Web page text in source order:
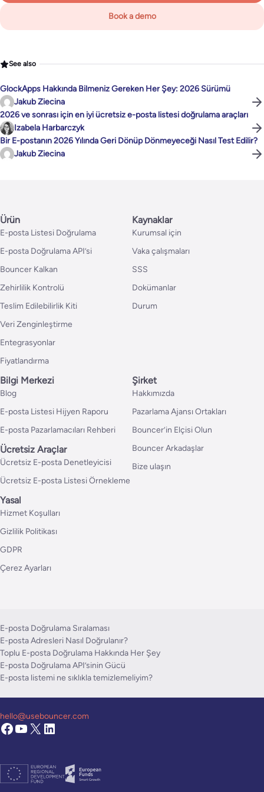
Book a demo
See also
GlockApps Hakkında Bilmeniz Gereken Her Şey: 2026 Sürümü
Jakub Ziecina
2026 ve sonrası için en iyi ücretsiz e-posta listesi doğrulama araçları
Izabela Harbarczyk
Bir E-postanın 2026 Yılında Geri Dönüp Dönmeyeceği Nasıl Test Edilir?
Jakub Ziecina
Ürün
E-posta Listesi Doğrulama
E-posta Doğrulama API’si
Bouncer Kalkan
Zehirlilik Kontrolü
Teslim Edilebilirlik Kiti
Veri Zenginleştirme
Entegrasyonlar
Fiyatlandırma
Kaynaklar
Kurumsal için
Vaka çalışmaları
SSS
Dokümanlar
Durum
Bilgi Merkezi
Blog
E-posta Listesi Hijyen Raporu
E-posta Pazarlamacıları Rehberi
Ücretsiz Araçlar
Ücretsiz E-posta Denetleyicisi
Ücretsiz E-posta Listesi Örnekleme
Şirket
Hakkımızda
Pazarlama Ajansı Ortakları
Bouncer’in Elçisi Olun
Bouncer Arkadaşlar
Bize ulaşın
Yasal
Hizmet Koşulları
Gizlilik Politikası
GDPR
Çerez Ayarları
E-posta Doğrulama Sıralaması
E-posta Adresleri Nasıl Doğrulanır?
Toplu E-posta Doğrulama Hakkında Her Şey
E-posta Doğrulama API’sinin Gücü
E-posta listemi ne sıklıkla temizlemeliyim?
hello@usebouncer.com